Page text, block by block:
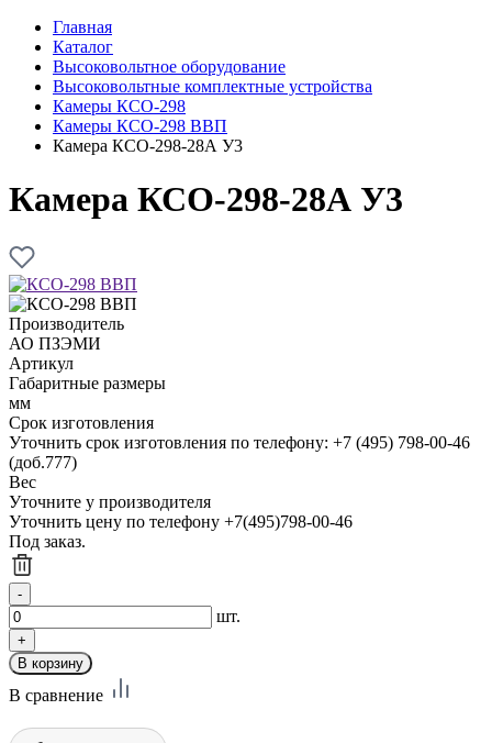
Главная
Каталог
Высоковольтное оборудование
Высоковольтные комплектные устройства
Камеры КСО-298
Камеры КСО-298 ВВП
Камера КСО-298-28А У3
Камера КСО-298-28А У3
Производитель
АО ПЗЭМИ
Артикул
Габаритные размеры
мм
Срок изготовления
Уточнить срок изготовления по телефону: +7 (495) 798-00-46
(доб.777)
Вес
Уточните у производителя
Уточнить цену по телефону +7(495)798-00-46
Под заказ.
шт.
В сравнение